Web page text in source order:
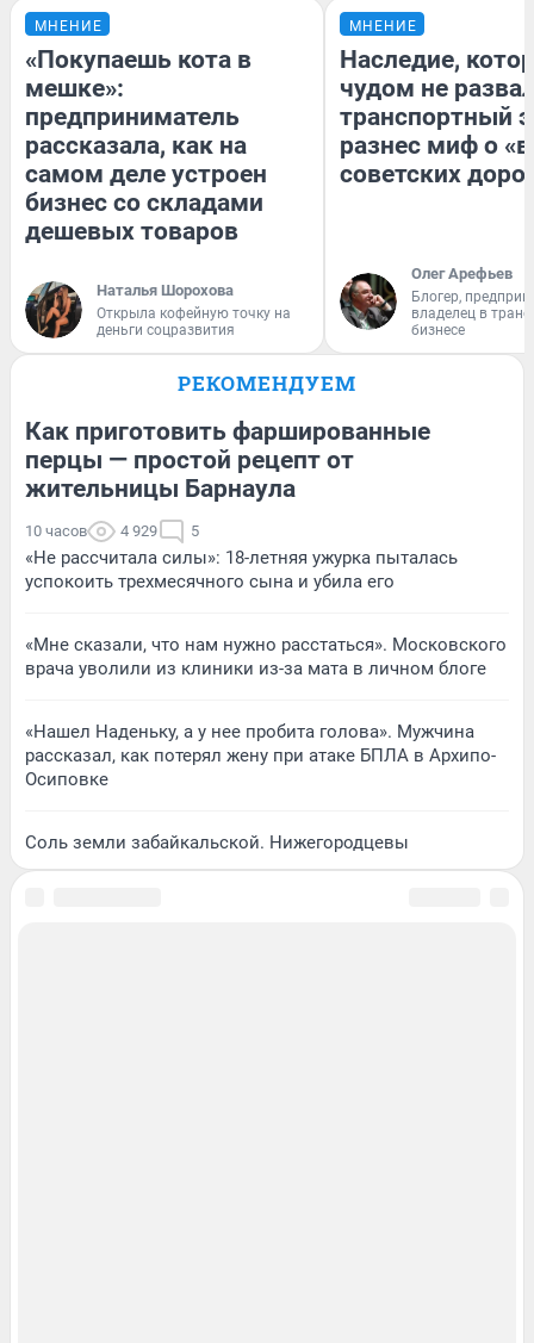
МНЕНИЕ
«Покупаешь кота в
мешке»:
предприниматель
рассказала, как на
самом деле устроен
бизнес со складами
дешевых товаров
Наталья Шорохова
Открыла кофейную точку на
деньги соцразвития
МНЕНИЕ
Наследие,
чудом не
транспортный
разнес миф о
советских
Олег Арефьев
Блогер,
владелец в
бизнесе
РЕКОМЕНДУЕМ
Как приготовить фаршированные
перцы — простой рецепт от
жительницы Барнаула
10 часов 4 929 5
«Не рассчитала силы»: 18-летняя ужурка пыталась
успокоить трехмесячного сына и убила его
«Мне сказали, что нам нужно расстаться». Московского
врача уволили из клиники из-за мата в личном блоге
«Нашел Наденьку, а у нее пробита голова». Мужчина
рассказал, как потерял жену при атаке БПЛА в Архипо-
Осиповке
Соль земли забайкальской. Нижегородцевы